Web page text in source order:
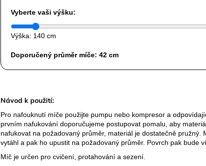
Vyberte vaši výšku:
Výška: 140 cm
Doporučený průměr míče: 42 cm
Návod k použití:
Pro nafouknutí míče použijte pumpu nebo kompresor a
prvním nafukování doporučujeme postupovat pomalu, aby
nafukovat na požadovaný průměr, materiál je dostatečně
vytáhl a pak ho upustit na požadovaný průměr. Povrch pak bude
Míč je určen pro cvičení, protahování a sezení.